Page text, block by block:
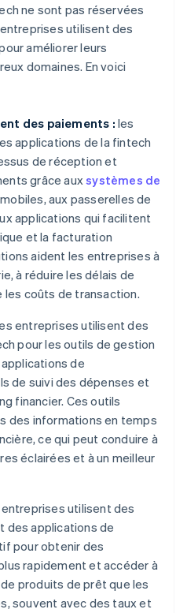
ne sont pas réservées
utilisent des
améliorer leurs
domaines. En voici
des paiements : les
applications de la fintech
de réception et
grâce auxsystèmes de
mobiles, aux passerelles de
applications qui facilitent
et la facturation
aident les entreprises à
à réduire les délais de
coûts de transaction.
entreprises utilisent des
pour les outils de gestion
de
de suivi des dépenses et
financier. Ces outils
des informations en temps
ce qui peut conduire à
éclairées et à un meilleur
utilisent des
des applications de
pour obtenir des
rapidement et accéder à
produits de prêt que les
souvent avec des taux et